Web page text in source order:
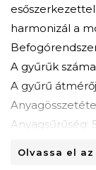
harmonizál a
A gyűrűk
A gyűrű
Anyagsűrűség:
Olvassa el